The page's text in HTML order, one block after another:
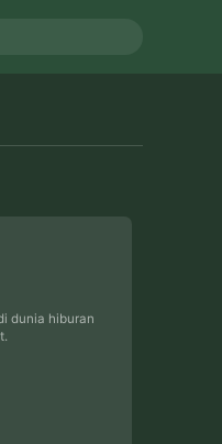
dunia hiburan